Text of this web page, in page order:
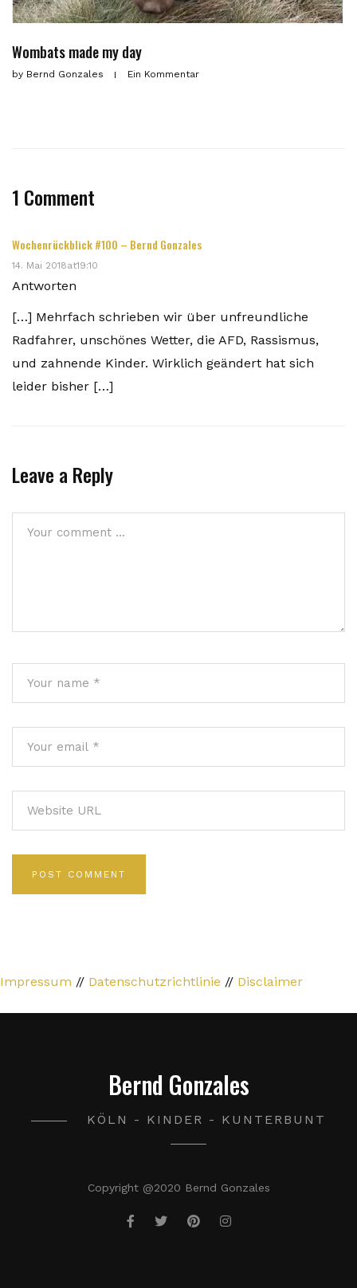
Wombats made my day
by Bernd Gonzales Ein Kommentar
1 Comment
Wochenrückblick #100 – Bernd Gonzales
14. Mai 2018at19:10
Antworten
[…] Mehrfach schrieben wir über unfreundliche
Radfahrer, unschönes Wetter, die AFD, Rassismus,
und zahnende Kinder. Wirklich geändert hat sich
leider bisher […]
Leave a Reply
Impressum // Datenschutzrichtlinie // Disclaimer
Bernd Gonzales
KÖLN - KINDER - KUNTERBUNT
Copyright @2020 Bernd Gonzales